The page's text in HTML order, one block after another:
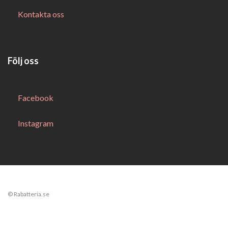
Kontakta oss
Följ oss
Facebook
Instagram
© Rabatteria.se